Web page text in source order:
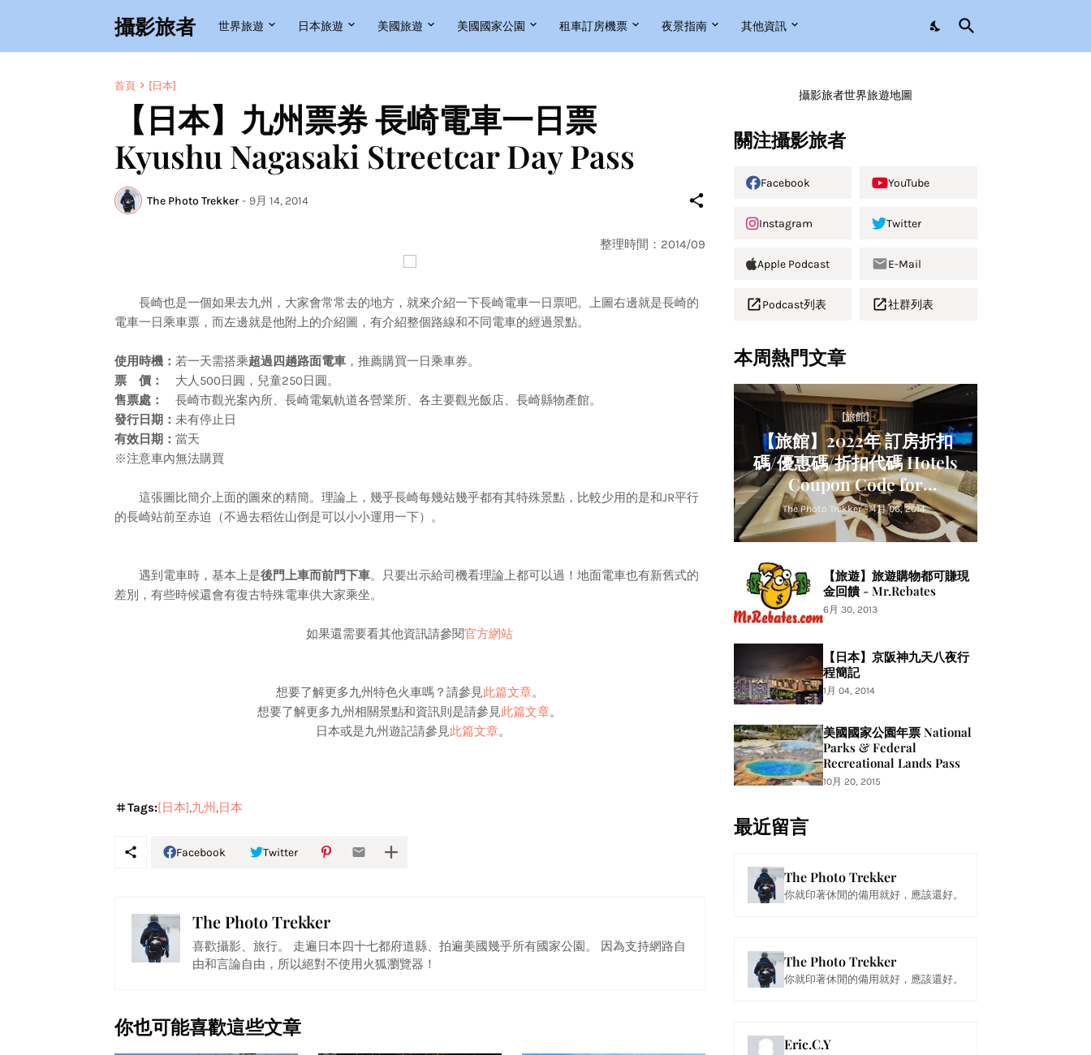
攝影旅者 世界旅遊 日本旅遊 美國旅遊 美國國家公園 租車訂房機票 夜景指南 其他資訊
首頁 [日本]
【日本】九州票券 長崎電車一日票
Kyushu Nagasaki Streetcar Day Pass
The Photo Trekker - 9月 14, 2014
整理時間：2014/09
長崎也是一個如果去九州，大家會常常去的地方，就來介紹一下長崎電車一日票吧。上圖右邊就是長崎的
電車一日乘車票，而左邊就是他附上的介紹圖，有介紹整個路線和不同電車的經過景點。
使用時機： 若一天需搭乘超過四趟路面電車，推薦購買一日乘車券。
票 價：
大人500日圓，兒童250日圓。
售票處：
長崎市觀光案內所、長崎電氣軌道各營業所、各主要觀光飯店、長崎縣物產館。
發行日期： 未有停止日
有效日期： 當天
※注意車內無法購買
這張圖比簡介上面的圖來的精簡。理論上，幾乎長崎每幾站幾乎都有其特殊景點，比較少用的是和JR平行
的長崎站前至赤迫（不過去稻佐山倒是可以小小運用一下）。
遇到電車時，基本上是後門上車而前門下車。只要出示給司機看理論上都可以過！地面電車也有新舊式的
差別，有些時候還會有復古特殊電車供大家乘坐。
如果還需要看其他資訊請參閱官方網站
想要了解更多九州特色火車嗎？請參見此篇文章。
想要了解更多九州相關景點和資訊則是請參見此篇文章。
日本或是九州遊記請參見此篇文章。
Tags:[日本]九州 日本
Facebook Twitter
The Photo Trekker
喜歡攝影、旅行。 走遍日本四十七都府道縣、拍遍美國幾乎所有國家公園。 因為支持網路自
由和言論自由，所以絕對不使用火狐瀏覽器！
你也可能喜歡這些文章
攝影旅者世界旅遊地圖
關注攝影旅者
Facebook YouTube
Instagram Twitter
Apple Podcast E-Mail
Podcast列表 社群列表
本周熱門文章
[旅館]
【旅館】2022年 訂房折扣
碼/優惠碼/折扣代碼 Hotels
Coupon Code for
Hotels.com Expedia
Japanican Agoda Trip.com
Relux
The Photo Trekker - 4月 06, 2014
【旅遊】旅遊購物都可賺現
金回饋 - Mr.Rebates
6月 30, 2013
【日本】京阪神九天八夜行
程簡記
1月 04, 2014
美國國家公園年票 National
Parks & Federal
Recreational Lands Pass
10月 20, 2015
最近留言
The Photo Trekker
你就印著休閒的備用就好，應該還好。
The Photo Trekker
你就印著休閒的備用就好，應該還好。
Eric.C.Y